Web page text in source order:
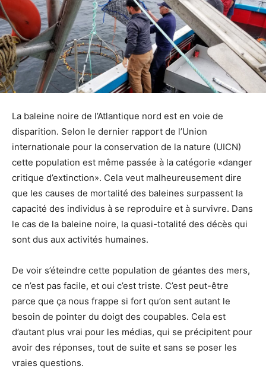
La baleine noire de l’Atlantique nord est en voie de
disparition. Selon le dernier rapport de l’Union
internationale pour la conservation de la nature (UICN)
cette population est même passée à la catégorie «danger
critique d’extinction». Cela veut malheureusement dire
que les causes de mortalité des baleines surpassent la
capacité des individus à se reproduire et à survivre. Dans
le cas de la baleine noire, la quasi-totalité des décès qui
sont dus aux activités humaines.
De voir s’éteindre cette population de géantes des mers,
ce n’est pas facile, et oui c’est triste. C’est peut-être
parce que ça nous frappe si fort qu’on sent autant le
besoin de pointer du doigt des coupables. Cela est
d’autant plus vrai pour les médias, qui se précipitent pour
avoir des réponses, tout de suite et sans se poser les
vraies questions.